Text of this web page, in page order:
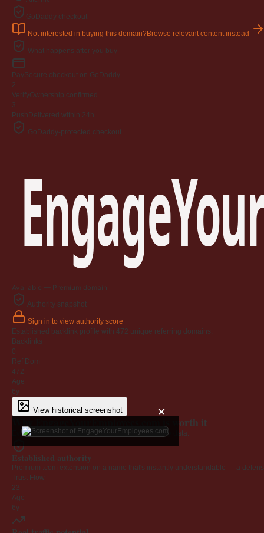
GoDaddy checkout
Not interested in buying this domain?Browse relevant content instead
What happens after you buy
PaySecure checkout on GoDaddy
2
VerifyOwnership confirmed
3
Push Delivered within 24h
GoDaddy-protected checkout
Available — Premium domain
Authority snapshot
Sign in to view authority score
Established backlink profile with 472 unique referring domains.
Backlinks
0
Ref Dom
472
Age
6y
View historical screenshot ×
Why EngageYourEmployees.com is worth it
Every claim below is backed by verified third-party data.
Established authority
Premium .com extension on a name that's instantly understandable — a
Trust Flow
23
Age
6y